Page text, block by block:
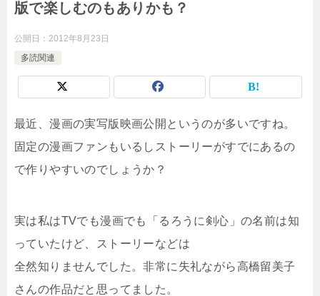
版で楽しむのもありかも？
公開日： 2012年8月23日
多読関連
最近、漫画の実写版映画公開というのが多いですね。
固定の漫画ファンもいるしストーリーがすでにあるの
で作りやすいのでしょうか？
実は私はTVでも漫画でも「るろうに剣心」の名前は知
っていたけど、ストーリーなどは
全然知りませんでした。非常に失礼ながら高橋留美子
さんの作品だと思ってました。